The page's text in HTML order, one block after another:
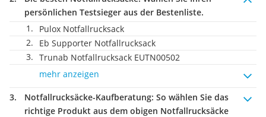
persönlichen Testsieger aus der Bestenliste.
Pulox Notfallrucksack
Eb Supporter Notfallrucksack
Trunab Notfallrucksack EUTN00502
mehr anzeigen
Notfallrucksäcke-Kaufberatung: So wählen Sie das
richtige Produkt aus dem obigen Notfallrucksäcke